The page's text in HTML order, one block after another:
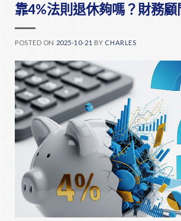
靠4%法則退休夠嗎？財務
POSTED ON 2025-10-21 BY CHARLES